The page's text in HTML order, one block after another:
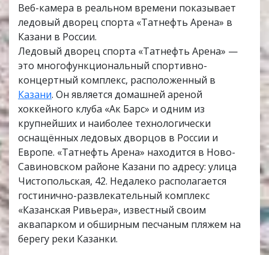
Веб-камера в реальном времени показывает
ледовый дворец спорта «Татнефть Арена» в
Казани в России.
Ледовый дворец спорта «Татнефть Арена» —
это многофункциональный спортивно-
концертный комплекс, расположенный в
Казани. Он является домашней ареной
хоккейного клуба «Ак Барс» и одним из
крупнейших и наиболее технологически
оснащённых ледовых дворцов в России и
Европе. ​«Татнефть Арена» находится в Ново-
Савиновском районе Казани по адресу: улица
Чистопольская, 42. Недалеко располагается
гостинично-развлекательный комплекс
«Казанская Ривьера», известный своим
аквапарком и обширным песчаным пляжем на
берегу реки Казанки.